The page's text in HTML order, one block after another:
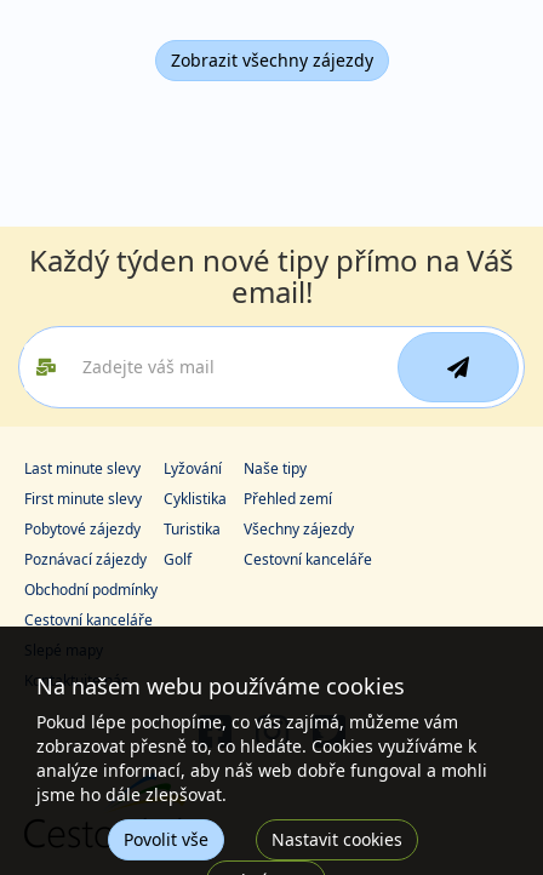
Zobrazit všechny zájezdy
Každý týden nové tipy přímo na Váš
email!
Last minute slevy
First minute slevy
Pobytové zájezdy
Poznávací zájezdy
Lyžování
Cyklistika
Turistika
Golf
Naše tipy
Přehled zemí
Všechny zájezdy
Cestovní kanceláře
Obchodní podmínky
Cestovní kanceláře
Slepé mapy
Kontaktujte nás
Na našem webu používáme cookies
Pokud lépe pochopíme, co vás zajímá, můžeme vám
zobrazovat přesně to, co hledáte. Cookies využíváme k
analýze informací, aby náš web dobře fungoval a mohli
jsme ho dále zlepšovat.
Povolit vše
Nastavit cookies